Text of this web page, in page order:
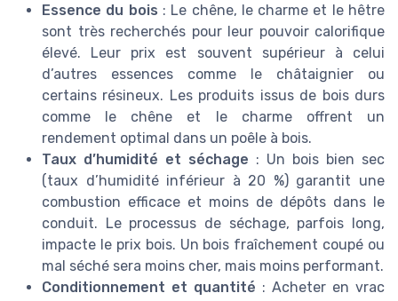
Essence du bois : Le chêne, le charme et le hêtre
sont très recherchés pour leur pouvoir calorifique
élevé. Leur prix est souvent supérieur à celui
d’autres essences comme le châtaignier ou
certains résineux. Les produits issus de bois durs
comme le chêne et le charme offrent un
rendement optimal dans un poêle à bois.
Taux d’humidité et séchage : Un bois bien sec
(taux d’humidité inférieur à 20 %) garantit une
combustion efficace et moins de dépôts dans le
conduit. Le processus de séchage, parfois long,
impacte le prix bois. Un bois fraîchement coupé ou
mal séché sera moins cher, mais moins performant.
Conditionnement et quantité : Acheter en vrac